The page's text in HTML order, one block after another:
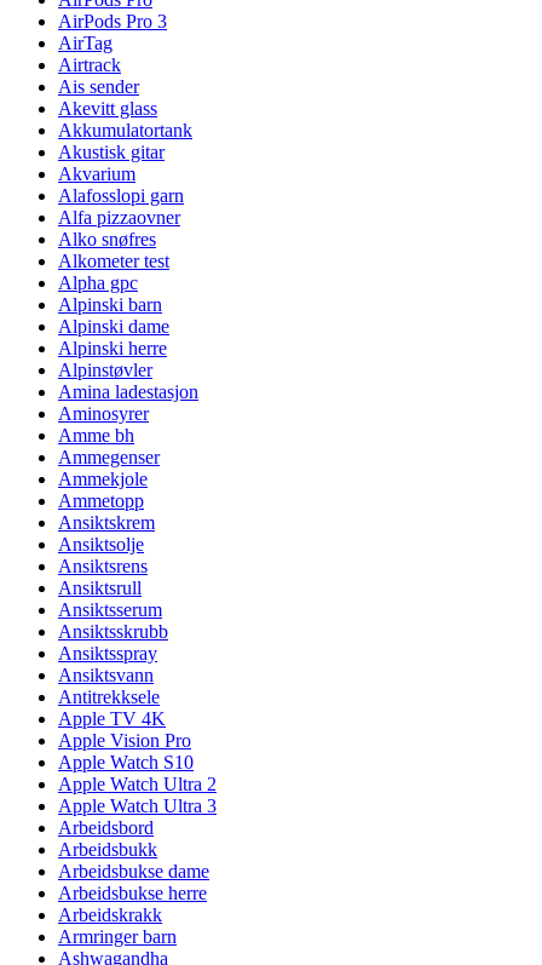
AirPods Pro 3
AirTag
Airtrack
Ais sender
Akevitt glass
Akkumulatortank
Akustisk gitar
Akvarium
Alafosslopi garn
Alfa pizzaovner
Alko snøfres
Alkometer test
Alpha gpc
Alpinski barn
Alpinski dame
Alpinski herre
Alpinstøvler
Amina ladestasjon
Aminosyrer
Amme bh
Ammegenser
Ammekjole
Ammetopp
Ansiktskrem
Ansiktsolje
Ansiktsrens
Ansiktsrull
Ansiktsserum
Ansiktsskrubb
Ansiktsspray
Ansiktsvann
Antitrekksele
Apple TV 4K
Apple Vision Pro
Apple Watch S10
Apple Watch Ultra 2
Apple Watch Ultra 3
Arbeidsbord
Arbeidsbukk
Arbeidsbukse dame
Arbeidsbukse herre
Arbeidskrakk
Armringer barn
Ashwagandha